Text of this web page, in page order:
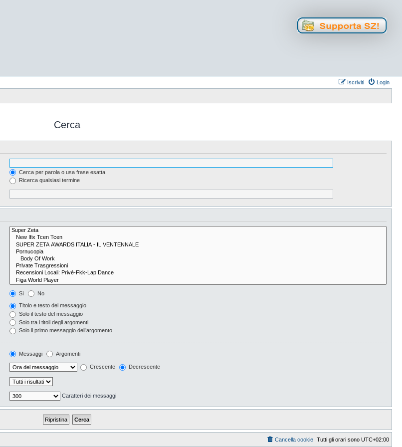
Login
Iscriviti
Cerca
Cerca per parola o usa frase esatta
Ricerca qualsiasi termine
Sì No
Titolo e testo del messaggio
Solo il testo del messaggio
Solo tra i titoli degli argomenti
Solo il primo messaggio dell’argomento
Messaggi Argomenti
Crescente Decrescente
Caratteri dei messaggi
Tutti gli orari sono UTC+02:00
Cancella cookie